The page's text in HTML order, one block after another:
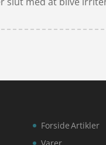
ForsideArtikler